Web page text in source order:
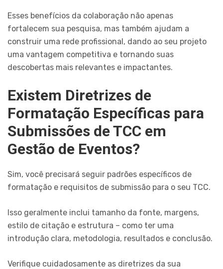
Esses benefícios da colaboração não apenas
fortalecem sua pesquisa, mas também ajudam a
construir uma rede profissional, dando ao seu projeto
uma vantagem competitiva e tornando suas
descobertas mais relevantes e impactantes.
Existem Diretrizes de
Formatação Específicas para
Submissões de TCC em
Gestão de Eventos?
Sim, você precisará seguir padrões específicos de
formatação e requisitos de submissão para o seu TCC.
Isso geralmente inclui tamanho da fonte, margens,
estilo de citação e estrutura – como ter uma
introdução clara, metodologia, resultados e conclusão.
Verifique cuidadosamente as diretrizes da sua